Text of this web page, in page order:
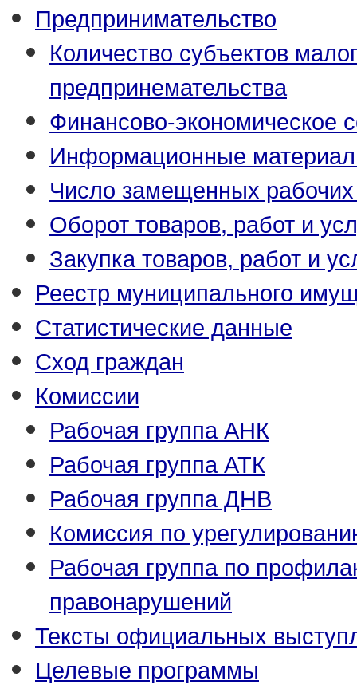
Предпринимательство
Количество субъектов
предпринемательства
Финансово-экономическое
Информационные
Число замещенных
Оборот товаров, работ и
Закупка товаров, работ и
Реестр муниципального
Статистические данные
Сход граждан
Комиссии
Рабочая группа АНК
Рабочая группа АТК
Рабочая группа ДНВ
Комиссия по
Рабочая группа по
правонарушений
Тексты официальных
Целевые программы